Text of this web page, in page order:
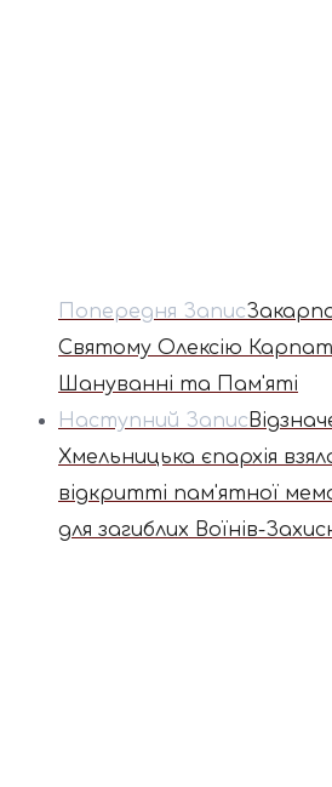
Попередня Запис
Святому Олексію
Шануванні та Пам'яті
Наступний Запис
Хмельницька єпархія
відкритті пам'ятної
для загиблих Воїнів-